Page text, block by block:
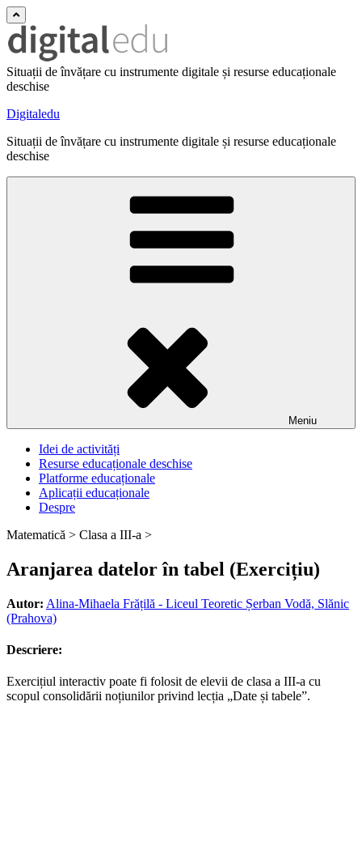
Situații de învățare cu instrumente digitale și resurse educaționale
deschise
Digitaledu
Situații de învățare cu instrumente digitale și resurse educaționale
deschise
Meniu
Idei de activități
Resurse educaționale deschise
Platforme educaționale
Aplicații educaționale
Despre
Matematică > Clasa a III-a >
Aranjarea datelor în tabel (Exercițiu)
Autor: Alina-Mihaela Frățilă - Liceul Teoretic Șerban Vodă, Slănic
(Prahova)
Descriere:
Exercițiul interactiv poate fi folosit de elevii de clasa a III-a cu
scopul consolidării noțiunilor privind lecția „Date și tabele”.